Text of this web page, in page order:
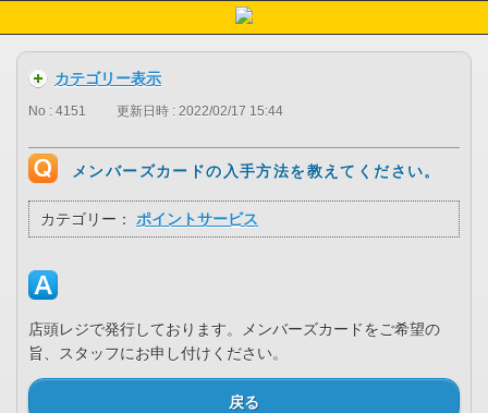
カテゴリー表示
No : 4151 更新日時 : 2022/02/17 15:44
メンバーズカードの入手方法を教えてください。
カテゴリー： ポイントサービス
店頭レジで発行しております。メンバーズカードをご希望の
旨、スタッフにお申し付けください。
戻る